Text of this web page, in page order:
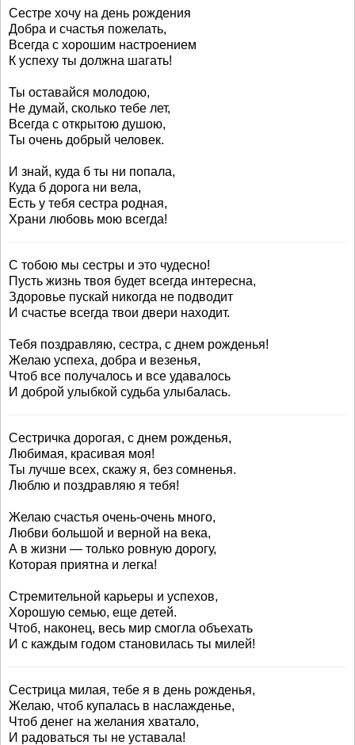
Сестре хочу на день рождения
Добра и счастья пожелать,
Всегда с хорошим настроением
К успеху ты должна шагать!
Ты оставайся молодою,
Не думай, сколько тебе лет,
Всегда с открытою душою,
Ты очень добрый человек.
И знай, куда б ты ни попала,
Куда б дорога ни вела,
Есть у тебя сестра родная,
Храни любовь мою всегда!
С тобою мы сестры и это чудесно!
Пусть жизнь твоя будет всегда интересна,
Здоровье пускай никогда не подводит
И счастье всегда твои двери находит.
Тебя поздравляю, сестра, с днем рожденья!
Желаю успеха, добра и везенья,
Чтоб все получалось и все удавалось
И доброй улыбкой судьба улыбалась.
Сестричка дорогая, с днем рожденья,
Любимая, красивая моя!
Ты лучше всех, скажу я, без сомненья.
Люблю и поздравляю я тебя!
Желаю счастья очень-очень много,
Любви большой и верной на века,
А в жизни — только ровную дорогу,
Которая приятна и легка!
Стремительной карьеры и успехов,
Хорошую семью, еще детей.
Чтоб, наконец, весь мир смогла объехать
И с каждым годом становилась ты милей!
Сестрица милая, тебе я в день рожденья,
Желаю, чтоб купалась в наслажденье,
Чтоб денег на желания хватало,
И радоваться ты не уставала!